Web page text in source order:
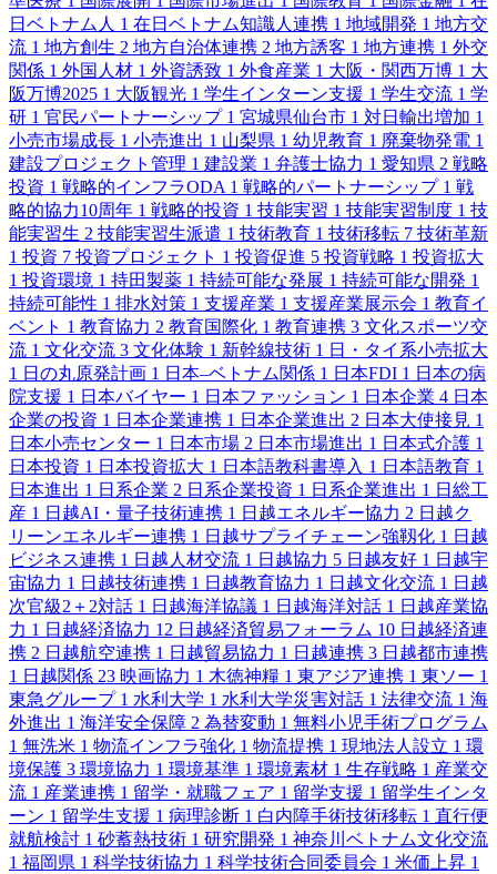
日ベトナム人 1 在日ベトナム知識人連携 1 地域開発 1 地方交
流 1 地方創生 2 地方自治体連携 2 地方誘客 1 地方連携 1 外交
関係 1 外国人材 1 外資誘致 1 外食産業 1 大阪・関西万博 1 大
阪万博2025 1 大阪観光 1 学生インターン支援 1 学生交流 1 学
研 1 官民パートナーシップ 1 宮城県仙台市 1 対日輸出増加 1
小売市場成長 1 小売進出 1 山梨県 1 幼児教育 1 廃棄物発電 1
建設プロジェクト管理 1 建設業 1 弁護士協力 1 愛知県 2 戦略
投資 1 戦略的インフラODA 1 戦略的パートナーシップ 1 戦
略的協力10周年 1 戦略的投資 1 技能実習 1 技能実習制度 1 技
能実習生 2 技能実習生派遣 1 技術教育 1 技術移転 7 技術革新
1 投資 7 投資プロジェクト 1 投資促進 5 投資戦略 1 投資拡大
1 投資環境 1 持田製薬 1 持続可能な発展 1 持続可能な開発 1
持続可能性 1 排水対策 1 支援産業 1 支援産業展示会 1 教育イ
ベント 1 教育協力 2 教育国際化 1 教育連携 3 文化スポーツ交
流 1 文化交流 3 文化体験 1 新幹線技術 1 日・タイ系小売拡大
1 日の丸原発計画 1 日本–ベトナム関係 1 日本FDI 1 日本の病
院支援 1 日本バイヤー 1 日本ファッション 1 日本企業 4 日本
企業の投資 1 日本企業連携 1 日本企業進出 2 日本大使接見 1
日本小売センター 1 日本市場 2 日本市場進出 1 日本式介護 1
日本投資 1 日本投資拡大 1 日本語教科書導入 1 日本語教育 1
日本進出 1 日系企業 2 日系企業投資 1 日系企業進出 1 日総工
産 1 日越AI・量子技術連携 1 日越エネルギー協力 2 日越ク
リーンエネルギー連携 1 日越サプライチェーン強靱化 1 日越
ビジネス連携 1 日越人材交流 1 日越協力 5 日越友好 1 日越宇
宙協力 1 日越技術連携 1 日越教育協力 1 日越文化交流 1 日越
次官級2＋2対話 1 日越海洋協議 1 日越海洋対話 1 日越産業協
力 1 日越経済協力 12 日越経済貿易フォーラム 10 日越経済連
携 2 日越航空連携 1 日越貿易協力 1 日越連携 3 日越都市連携
1 日越関係 23 映画協力 1 木徳神糧 1 東アジア連携 1 東ソー 1
東急グループ 1 水利大学 1 水利大学災害対話 1 法律交流 1 海
外進出 1 海洋安全保障 2 為替変動 1 無料小児手術プログラム
1 無洗米 1 物流インフラ強化 1 物流提携 1 現地法人設立 1 環
境保護 3 環境協力 1 環境基準 1 環境素材 1 生存戦略 1 産業交
流 1 産業連携 1 留学・就職フェア 1 留学支援 1 留学生インタ
ーン 1 留学生支援 1 病理診断 1 白内障手術技術移転 1 直行便
就航検討 1 砂蓄熱技術 1 研究開発 1 神奈川ベトナム文化交流
1 福岡県 1 科学技術協力 1 科学技術合同委員会 1 米価上昇 1